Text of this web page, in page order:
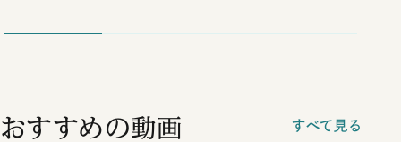
おすすめの動画 すべて見る